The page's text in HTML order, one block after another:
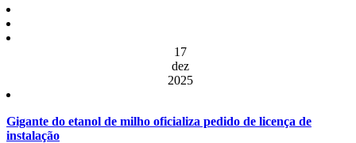
17
dez
2025
Gigante do etanol de milho oficializa pedido de licença de
instalação